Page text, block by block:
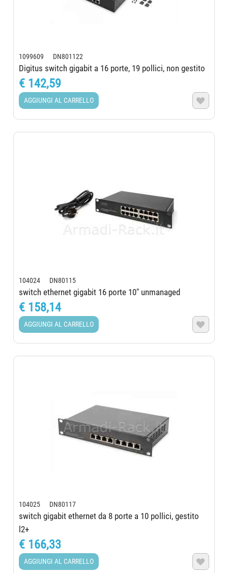
1099609 DN801122
Digitus switch gigabit a 16 porte, 19 pollici, non gestito
€ 142,59
AGGIUNGI AL CARRELLO 
104024 DN80115
switch ethernet gigabit 16 porte 10" unmanaged
€ 158,14
AGGIUNGI AL CARRELLO 
104025 DN80117
switch gigabit ethernet da 8 porte a 10 pollici, gestito
l2+
€ 166,33
AGGIUNGI AL CARRELLO 